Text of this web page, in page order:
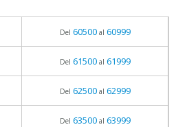
Del 60500al 60999
Del 61500al 61999
Del 62500al 62999
Del 63500al 63999